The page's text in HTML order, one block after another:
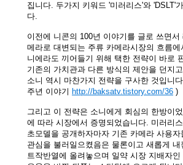
집니다. 두가지 키워드 '미러리스'와 'DSLT'
다.
이전에 니콘의 100년 이야기를 글로 쓰면
메라로 대변되는 주류 카메라시장의 흐름에
니에라도 끼어들기 위해 택한 전략이 바로
기존의 가치관과 다른 방식의 제안을 던지
소니 역시 마찬가지 전략을 구사한 것입니
주년 이야기 http://baksatv.tistory.com/36 )
그리고 이 전략은 소니에게 회심의 한방이
에 따라 시장에서 증명되었습니다. 미러리
초모델을 공개하자마자 기존 카메라 사용자
관심을 불러일으켰음은 물론이고 새롭게 내
트작반열에 올려놓으며 일약 시장 지배자인